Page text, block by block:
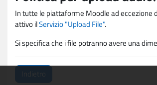
In tutte le piattaforme Moodle ad eccezione
attivo ilServizio "Upload File".
Si specifica che i file potranno avere una
Indietro